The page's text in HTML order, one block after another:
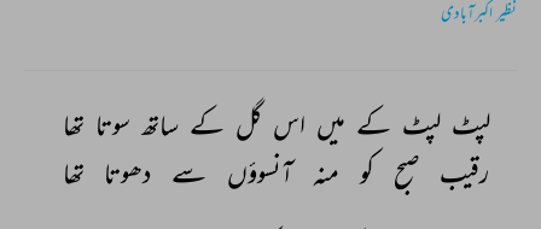
نظیر اکبرآبادی
لپٹ لپٹ کے میں اس گل کے ساتھ سوتا تھا
رقیب صبح کو منہ آنسوؤں سے دھوتا تھا